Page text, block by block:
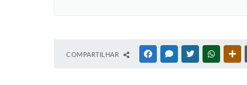
COMPARTILHAR FACEBOOKMESSENGER
TWITTER